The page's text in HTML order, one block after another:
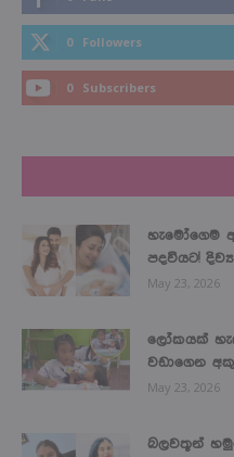
0 Followers
0 Subscribers
හැමෝගෙම
පදවියට!
May 23, 2026
ලෝකයක්
වඩාගෙන
May 23, 2026
බලවතූන්